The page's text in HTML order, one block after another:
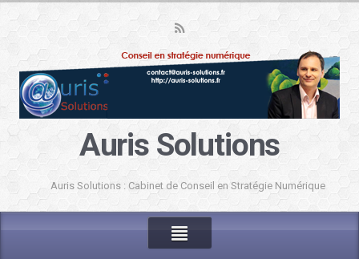
Auris Solutions
Auris Solutions : Cabinet de Conseil en Stratégie Numérique